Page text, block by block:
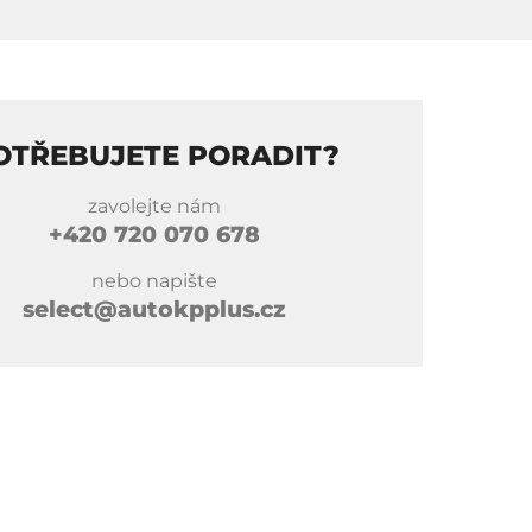
PORADIT?
zavolejte nám
+420 720 070 678
nebo napište
select@autokpplus.cz